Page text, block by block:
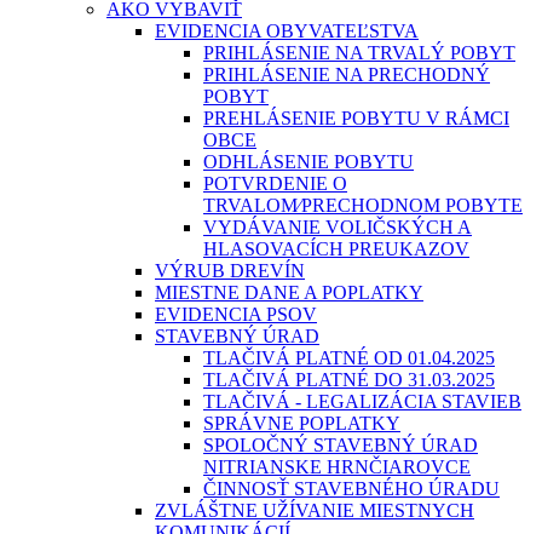
AKO VYBAVIŤ
EVIDENCIA OBYVATEĽSTVA
PRIHLÁSENIE NA TRVALÝ POBYT
PRIHLÁSENIE NA PRECHODNÝ
POBYT
PREHLÁSENIE POBYTU V RÁMCI
OBCE
ODHLÁSENIE POBYTU
POTVRDENIE O
TRVALOM⁄PRECHODNOM POBYTE
VYDÁVANIE VOLIČSKÝCH A
HLASOVACÍCH PREUKAZOV
VÝRUB DREVÍN
MIESTNE DANE A POPLATKY
EVIDENCIA PSOV
STAVEBNÝ ÚRAD
TLAČIVÁ PLATNÉ OD 01.04.2025
TLAČIVÁ PLATNÉ DO 31.03.2025
TLAČIVÁ - LEGALIZÁCIA STAVIEB
SPRÁVNE POPLATKY
SPOLOČNÝ STAVEBNÝ ÚRAD
NITRIANSKE HRNČIAROVCE
ČINNOSŤ STAVEBNÉHO ÚRADU
ZVLÁŠTNE UŽÍVANIE MIESTNYCH